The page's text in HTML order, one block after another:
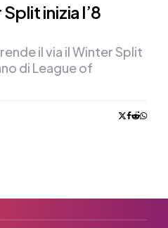
inizia l’8
il via il Winter Split
di League of